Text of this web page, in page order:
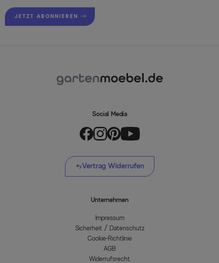
JETZT ABONNIEREN
Social Media
Vertrag Widerrufen
Unternehmen
Impressum
Sicherheit / Datenschutz
Cookie-Richtlinie
AGB
Widerrufsrecht